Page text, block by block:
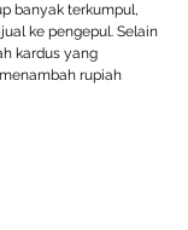
banyak terkumpul,
ke pengepul. Selain
kardus yang
rupiah